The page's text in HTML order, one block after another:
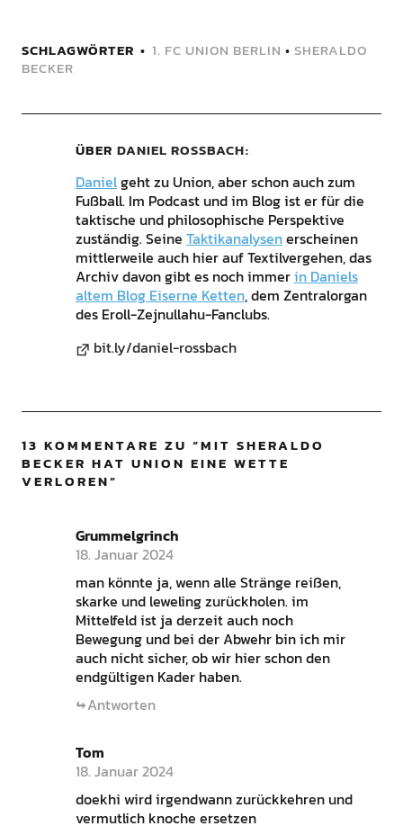
SCHLAGWÖRTER 1. FC UNION BERLIN • SHERALDO
BECKER
ÜBER DANIEL ROSSBACH
Danielgeht zu Union, aber schon auch zum
Fußball. Im Podcast und im Blog ist er für die
taktische und philosophische Perspektive
zuständig. Seine Taktikanalysenerscheinen
mittlerweile auch hier auf Textilvergehen, das
Archiv davon gibt es noch immerin Daniels
altem Blog Eiserne Ketten, dem Zentralorgan
des Eroll-Zejnullahu-Fanclubs.
bit.ly/daniel-rossbach
13 KOMMENTARE ZU “MIT SHERALDO
BECKER HAT UNION EINE WETTE
VERLOREN”
Grummelgrinch
18. Januar 2024
man könnte ja, wenn alle Stränge reißen,
skarke und leweling zurückholen. im
Mittelfeld ist ja derzeit auch noch
Bewegung und bei der Abwehr bin ich mir
auch nicht sicher, ob wir hier schon den
endgültigen Kader haben.
Antworten
Tom
18. Januar 2024
doekhi wird irgendwann zurückkehren und
vermutlich knoche ersetzen